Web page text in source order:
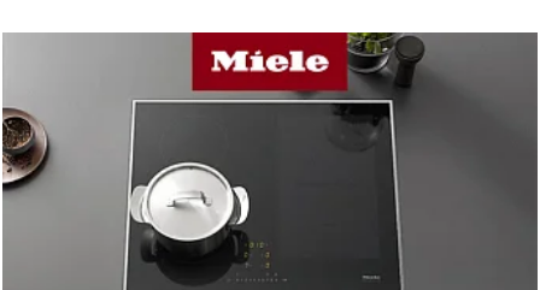
инструмент, подчёркивающий философию конкретной серии.